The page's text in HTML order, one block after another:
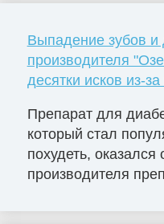
Выпадение зубов и
производителя
десятки исков из-
Препарат для
который стал
похудеть,
производителя